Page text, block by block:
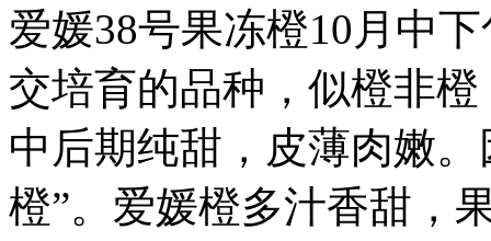
爱媛38号果冻橙10月中
交培育的品种，似橙非
中后期纯甜，皮薄肉嫩
橙”。爱媛橙多汁香甜，